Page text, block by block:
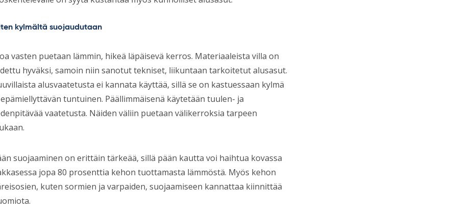
kylmältä suojaudutaan
vasten puetaan lämmin, hikeä läpäisevä kerros. Materiaaleista villa on
hyväksi, samoin niin sanotut tekniset, liikuntaan tarkoitetut alusasut.
alusvaatetusta ei kannata käyttää, sillä se on kastuessaan kylmä
tuntuinen. Päällimmäisenä käytetään tuulen- ja
vaatetusta. Näiden väliin puetaan välikerroksia tarpeen
suojaaminen on erittäin tärkeää, sillä pään kautta voi haihtua kovassa
jopa 80 prosenttia kehon tuottamasta lämmöstä. Myös kehon
kuten sormien ja varpaiden, suojaamiseen kannattaa kiinnittää